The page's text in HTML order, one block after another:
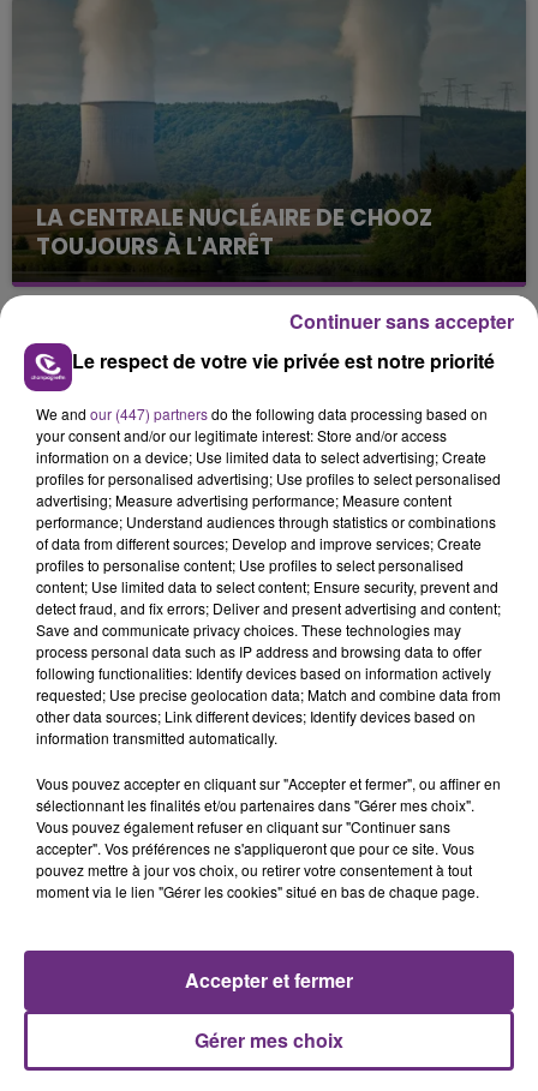
LA CENTRALE NUCLÉAIRE DE CHOOZ
TOUJOURS À L'ARRÊT
Cela fait déjà une semaine que la centrale
justifiée par la sécheresse intense qui est toujours
présente.
LE MAGASIN JOUÉCLUB DE REIMS FERME
SES PORTES
C'était l'une des institutions du centre-ville
rémois. Le magasin JouéClub est contraint de
fermer ses portes.
TITRES DIFFUSÉS
20h35
20h35
JENNIFER LOPEZ & DAVID GUETTA
Save Me Tonight
20h31
20h31
Big Girls Cry
20h23
20h23
Le respect de votre vie privée est notre priorité
We and our (447) partnersdo the following data processing based on
your consent and/or our legitimate interest: Store and/or access
information on a device; Use limited data to select advertising; Create
profiles for personalised advertising; Use profiles to select personalised
advertising; Measure advertising performance; Measure content
performance; Understand audiences through statistics or combinations
of data from different sources; Develop and improve services; Create
profiles to personalise content; Use profiles to select personalised
content; Use limited data to select content; Ensure security, prevent and
detect fraud, and fix errors; Deliver and present advertising and content;
Save and communicate privacy choices. These technologies may
process personal data such as IP address and browsing data to offer
following functionalities: Identify devices based on information actively
requested; Use precise geolocation data; Match and combine data from
other data sources; Link different devices; Identify devices based on
information transmitted automatically.
Vous pouvez accepter en cliquant sur "Accepter et fermer", ou affiner en
sélectionnant les finalités et/ou partenaires dans "Gérer mes choix".
Vous pouvez également refuser en cliquant sur "Continuer sans
accepter". Vos préférences ne s'appliqueront que pour ce site. Vous
pouvez mettre à jour vos choix, ou retirer votre consentement à tout
moment via le lien "Gérer les cookies" situé en bas de chaque page.
Gérer mes choix
Accepter et fermer
Continuer sans accepter